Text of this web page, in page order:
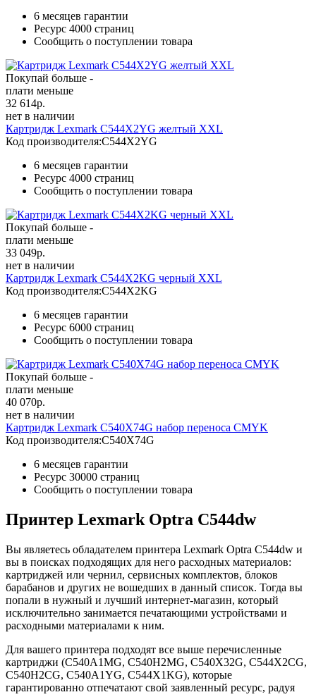
6 месяцев гарантии
Ресурс 4000 страниц
Сообщить о поступлении товара
Покупай больше -
плати меньше
32 614р.
нет в наличии
Картридж Lexmark C544X2YG желтый XXL
Код производителя:C544X2YG
6 месяцев гарантии
Ресурс 4000 страниц
Сообщить о поступлении товара
Покупай больше -
плати меньше
33 049р.
нет в наличии
Картридж Lexmark C544X2KG черный XXL
Код производителя:C544X2KG
6 месяцев гарантии
Ресурс 6000 страниц
Сообщить о поступлении товара
Покупай больше -
плати меньше
40 070р.
нет в наличии
Картридж Lexmark C540X74G набор переноса CMYK
Код производителя:C540X74G
6 месяцев гарантии
Ресурс 30000 страниц
Сообщить о поступлении товара
Принтер Lexmark Optra C544dw
Вы являетесь обладателем принтера Lexmark Optra C544dw и
вы в поисках подходящих для него расходных материалов:
картриджей или чернил, сервисных комплектов, блоков
барабанов и других не вошедших в данный список. Тогда вы
попали в нужный и лучший интернет-магазин, который
исключительно занимается печатающими устройствами и
расходными материалами к ним.
Для вашего принтера подходят все выше перечисленные
картриджи (C540A1MG, C540H2MG, C540X32G, C544X2CG,
C540H2CG, C540A1YG, C544X1KG), которые
гарантированно отпечатают свой заявленный ресурс, радуя